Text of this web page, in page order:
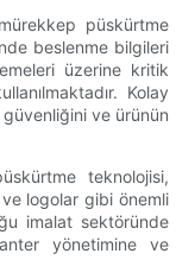
püskürtme
beslenme bilgileri
üzerine kritik
Kolay
ve ürünün
teknolojisi,
logolar gibi önemli
imalat sektöründe
yönetimine ve